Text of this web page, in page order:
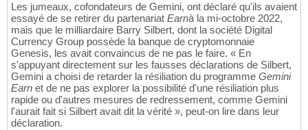
Les jumeaux, cofondateurs de Gemini, ont déclaré qu'ils avaient
essayé de se retirer du partenariat Earnà la mi-octobre 2022,
mais que le milliardaire Barry Silbert, dont la société Digital
Currency Group possède la banque de cryptomonnaie
Genesis, les avait convaincus de ne pas le faire. « En
s'appuyant directement sur les fausses déclarations de Silbert,
Gemini a choisi de retarder la résiliation du programme Gemini
Earn et de ne pas explorer la possibilité d'une résiliation plus
rapide ou d'autres mesures de redressement, comme Gemini
l'aurait fait si Silbert avait dit la vérité », peut-on lire dans leur
déclaration.